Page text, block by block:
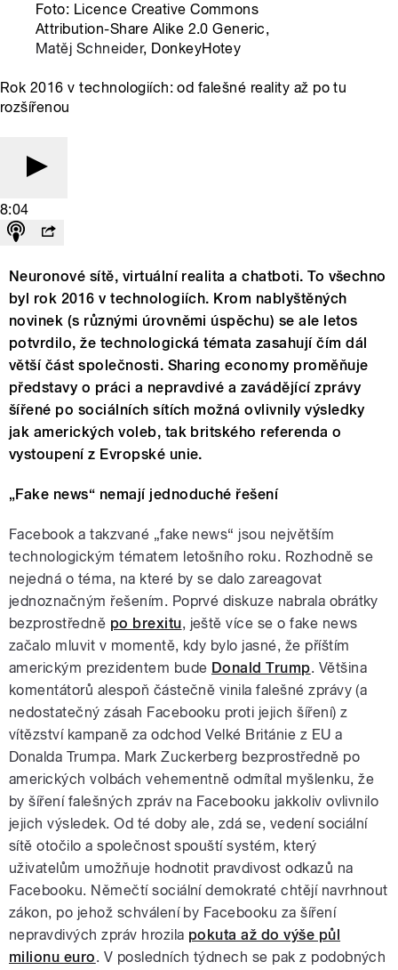
Foto: Licence Creative Commons
Attribution-Share Alike 2.0 Generic,
Matěj Schneider, DonkeyHotey
Rok 2016 v technologiích: od falešné reality až po tu
rozšířenou
8:04
Neuronové sítě, virtuální realita a chatboti. To všechno
byl rok 2016 v technologiích. Krom nablyštěných
novinek (s různými úrovněmi úspěchu) se ale letos
potvrdilo, že technologická témata zasahují čím dál
větší část společnosti. Sharing economy proměňuje
představy o práci a nepravdivé a zavádějící zprávy
šířené po sociálních sítích možná ovlivnily výsledky
jak amerických voleb, tak britského referenda o
vystoupení z Evropské unie.
„Fake news“ nemají jednoduché řešení
Facebook a takzvané „fake news“ jsou největším
technologickým tématem letošního roku. Rozhodně se
nejedná o téma, na které by se dalo zareagovat
jednoznačným řešením. Poprvé diskuze nabrala obrátky
bezprostředně po brexitu, ještě více se o fake news
začalo mluvit v momentě, kdy bylo jasné, že příštím
americkým prezidentem bude Donald Trump. Většina
komentátorů alespoň částečně vinila falešné zprávy (a
nedostatečný zásah Facebooku proti jejich šíření) z
vítězství kampaně za odchod Velké Británie z EU a
Donalda Trumpa. Mark Zuckerberg bezprostředně po
amerických volbách vehementně odmítal myšlenku, že
by šíření falešných zpráv na Facebooku jakkoliv ovlivnilo
jejich výsledek. Od té doby ale, zdá se, vedení sociální
sítě otočilo a společnost spouští systém, který
uživatelům umožňuje hodnotit pravdivost odkazů na
Facebooku. Němečtí sociální demokraté chtějí navrhnout
zákon, po jehož schválení by Facebooku za šíření
nepravdivých zpráv hrozila pokuta až do výše půl
milionu euro. V posledních týdnech se pak z podobných